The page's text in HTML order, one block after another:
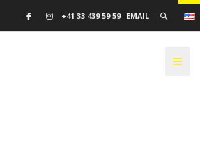
+41 33 439 59 59 EMAIL SEARCH